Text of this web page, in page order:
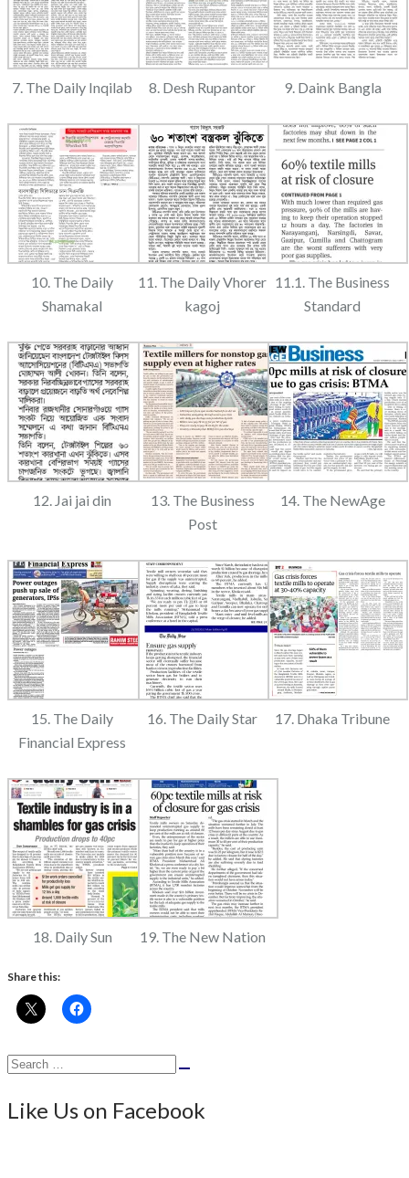
7. The Daily Inqilab 8. Desh Rupantor 9. Daink Bangla
10. The Daily
Shamakal
11. The Daily Vhorer
kagoj
11.1. The Business
Standard
12. Jai jai din
13. The Business
Post
14. The NewAge
15. The Daily
Financial Express
16. The Daily Star 17. Dhaka Tribune
18. Daily Sun 19. The New Nation
Share this:
Search
Like Us on Facebook